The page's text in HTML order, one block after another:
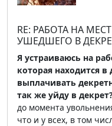
RE: РАБОТА НА
УШЕДШЕГО В
Я устраиваюсь на
которая находится
выплачивать
так же уйду в
до момента
что и у всех, в том